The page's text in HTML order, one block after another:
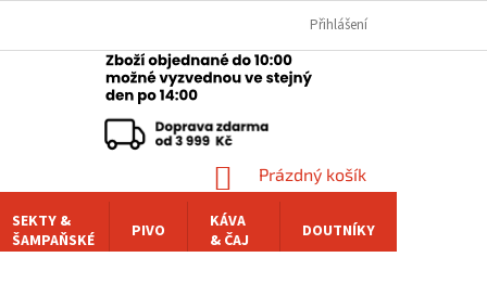
Přihlášení
NÁKUPNÍ
KOŠÍK
Prázdný košík
SEKTY &
ŠAMPAŇSKÉ
PIVO
KÁVA
& ČAJ
DOUTNÍKY